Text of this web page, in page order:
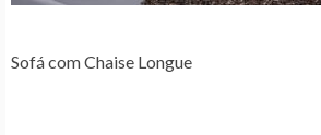
Sofá com Chaise Longue